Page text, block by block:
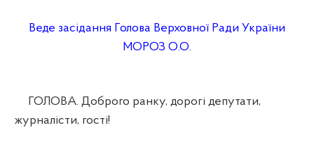
Веде засідання Голова Верховної Ради України
МОРОЗ О.О.
ГОЛОВА. Доброго ранку, дорогі депутати,
журналісти, гості!